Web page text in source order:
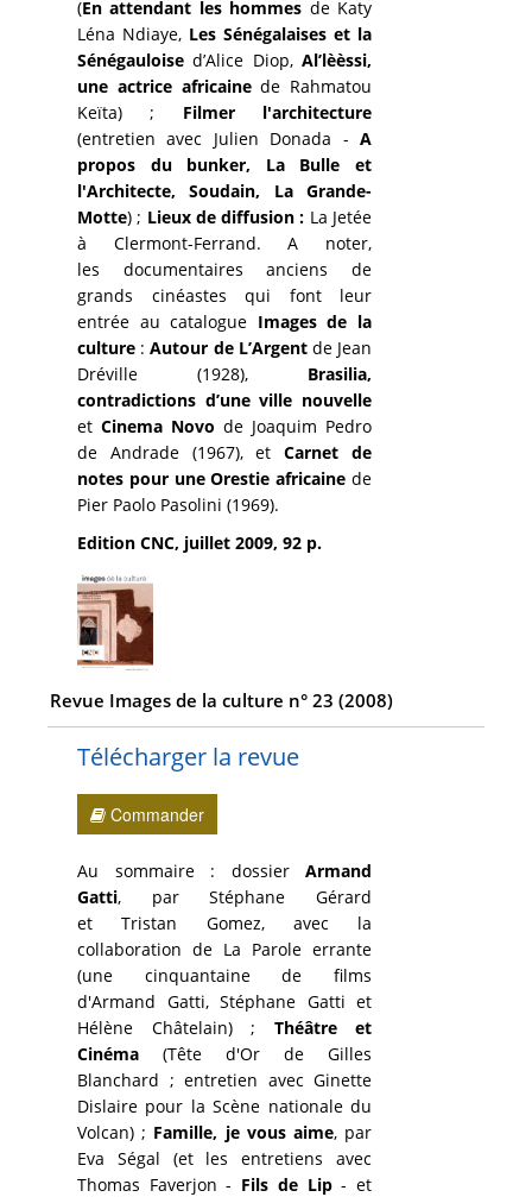
(En attendant les hommes de Katy
Léna Ndiaye, Les Sénégalaises et la
Sénégauloise d’Alice Diop,Al’lèèssi,
une actrice africainede Rahmatou
Keïta) ; Filmer l'architecture
(entretien avec Julien Donada -A
propos du bunker, La Bulle et
l'Architecte,
Soudain, La Grande-
Motte) ; Lieux de diffusion : La Jetée
à Clermont-Ferrand. A noter,
les documentaires anciens de
grands cinéastes qui font leur
entrée au catalogue Images de la
culture :Autour de L’Argentde Jean
Dréville (1928), Brasilia,
contradictions d’une ville nouvelle
etCinema Novode Joaquim Pedro
de Andrade (1967), etCarnet de
notes pour une Orestie africaine de
Pier Paolo Pasolini (1969).
Edition CNC, juillet 2009, 92 p.
Revue Images de la culture n° 23 (2008)
Télécharger la revue
Commander
Au sommaire : dossierArmand
Gatti, par Stéphane Gérard
et Tristan Gomez, avec la
collaboration de La Parole errante
(une cinquantaine de films
d'Armand Gatti, Stéphane Gatti et
Hélène Châtelain) ; Théâtre et
Cinéma (Tête d'Or de Gilles
Blanchard ; entretien avec Ginette
Dislaire pour la Scène nationale du
Volcan) ; Famille, je vous aime, par
Eva Ségal (et les entretiens avec
Thomas Faverjon - Fils de Lip- et